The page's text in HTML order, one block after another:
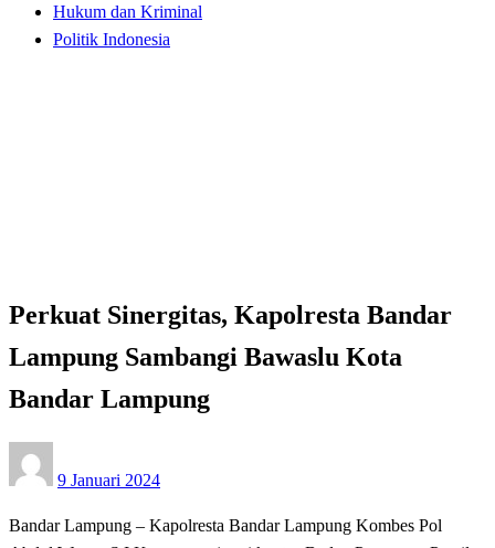
Hukum dan Kriminal
Politik Indonesia
Perkuat Sinergitas, Kapolresta Bandar
Lampung Sambangi Bawaslu Kota
Bandar Lampung
on
9 Januari 2024
Bandar Lampung – Kapolresta Bandar Lampung Kombes Pol